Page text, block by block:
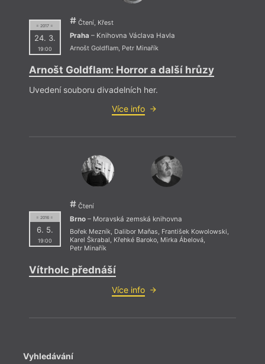
= 2017 =
24. 3.
19:00
Čtení, Křest
Praha – Knihovna Václava Havla
Arnošt Goldflam, Petr Minařík
Arnošt Goldflam: Horror a další hrůzy
Uvedení souboru divadelních her.
Více info
= 2016 =
6. 5.
19:00
Čtení
Brno– Moravská zemská knihovna
Bořek Mezník, Dalibor Maňas, František Kowolowski,
Karel Škrabal, Křehké Baroko, Mirka Ábelová,
Petr Minařík
Vítrholc přednáší
Více info
Vyhledávání